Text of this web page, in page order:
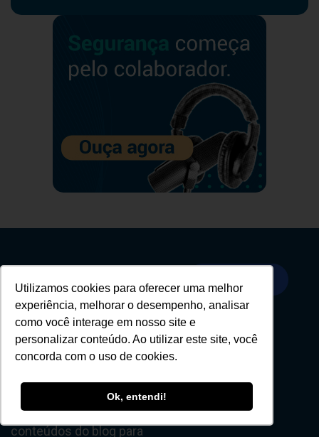
Utilizamos cookies para oferecer uma melhor
experiência, melhorar o desempenho, analisar
como você interage em nosso site e
personalizar conteúdo. Ao utilizar este site, você
concorda com o uso de cookies.
Ok, entendi!
frente das
ameaças
cibernéticas
materiais ricos em
insights como e-books,
whitepapers, artigos e
conteúdos do blog para